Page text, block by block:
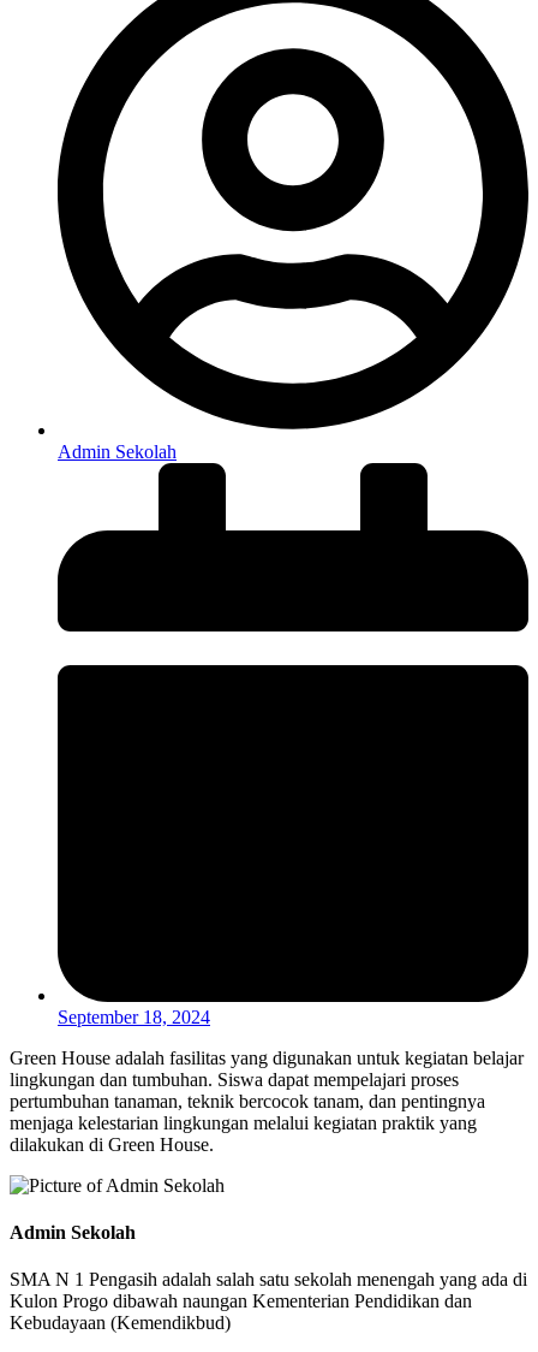
Admin Sekolah
September 18, 2024
Green House adalah fasilitas yang digunakan untuk kegiatan belajar
lingkungan dan tumbuhan. Siswa dapat mempelajari proses
pertumbuhan tanaman, teknik bercocok tanam, dan pentingnya
menjaga kelestarian lingkungan melalui kegiatan praktik yang
dilakukan di Green House.
Admin Sekolah
SMA N 1 Pengasih adalah salah satu sekolah menengah yang ada di
Kulon Progo dibawah naungan Kementerian Pendidikan dan
Kebudayaan (Kemendikbud)